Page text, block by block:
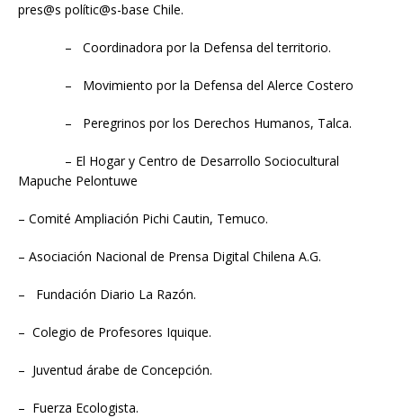
pres@s polític@s-base Chile.
– Coordinadora por la Defensa del territorio.
– Movimiento por la Defensa del Alerce Costero
– Peregrinos por los Derechos Humanos, Talca.
– El Hogar y Centro de Desarrollo Sociocultural
Mapuche Pelontuwe
– Comité Ampliación Pichi Cautin, Temuco.
– Asociación Nacional de Prensa Digital Chilena A.G.
– Fundación Diario La Razón.
– Colegio de Profesores Iquique.
– Juventud árabe de Concepción.
– Fuerza Ecologista.